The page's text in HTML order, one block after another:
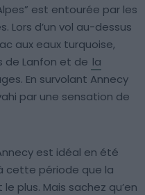
est entourée par les
Lors d’un vol au-dessus
aux eaux turquoise,
de Lanfon et de la
En survolant Annecy
par une sensation de
est idéal en été
cette période que la
plus. Mais sachez qu’en